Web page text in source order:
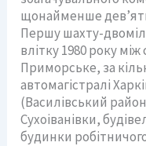
щонайменше
Першу шахту-
влітку 1980 року між
Приморське, за
автомагістралі
(Василівський
Сухоіванівки,
будинки